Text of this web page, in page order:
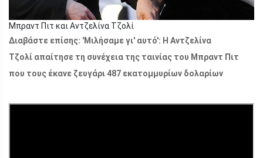
Μπραντ Πιτ και Αντζελίνα Τζολί
Διαβάστε επίσης: 'Μιλήσαμε γι' αυτό': Η Αντζελίνα
Τζολί απαίτησε τη συνέχεια της ταινίας του Μπραντ Πιτ
που τους έκανε ζευγάρι 487 εκατομμυρίων δολαρίων